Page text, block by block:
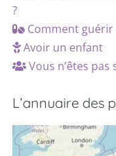
?
Comment guérir
Avoir un enfant
Vous n’êtes pas
L’annuaire des